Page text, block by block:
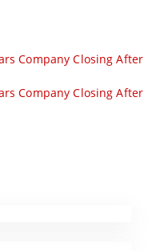
Company Closing After
Company Closing After